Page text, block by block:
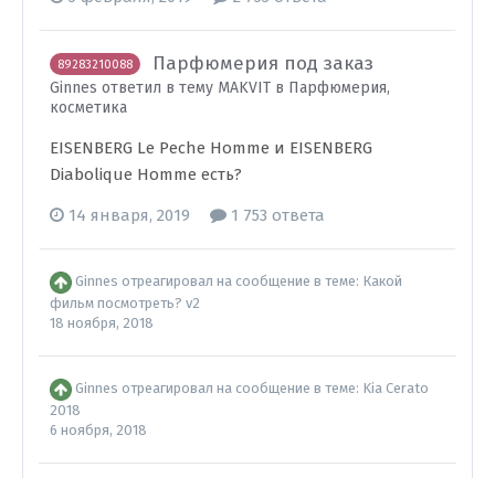
89283210088 Парфюмерия под заказ
Ginnes ответил в тему MAKVIT в Парфюмерия,
косметика
EISENBERG Le Peche Homme и EISENBERG
Diabolique Homme есть?
14 января, 2019 1 753 ответа
Ginnes отреагировал на сообщение в теме: Какой
фильм посмотреть? v2
18 ноября, 2018
Ginnes отреагировал на сообщение в теме: Kia Cerato
2018
6 ноября, 2018